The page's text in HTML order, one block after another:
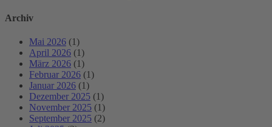
Archiv
Mai 2026 (1)
April 2026 (1)
März 2026 (1)
Februar 2026 (1)
Januar 2026 (1)
Dezember 2025 (1)
November 2025 (1)
September 2025 (2)